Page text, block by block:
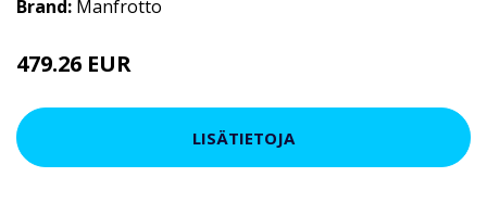
Brand: Manfrotto
479.26 EUR
LISÄTIETOJA